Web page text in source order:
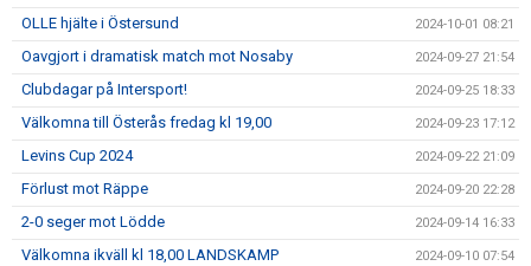
OLLE hjälte i Östersund 2024-10-01 08:21
Oavgjort i dramatisk match mot Nosaby 2024-09-27 21:54
Clubdagar på Intersport! 2024-09-25 18:33
Välkomna till Österås fredag kl 19,00 2024-09-23 17:12
Levins Cup 2024 2024-09-22 21:09
Förlust mot Räppe 2024-09-20 22:28
2-0 seger mot Lödde 2024-09-14 16:33
Välkomna ikväll kl 18,00 LANDSKAMP 2024-09-10 07:54